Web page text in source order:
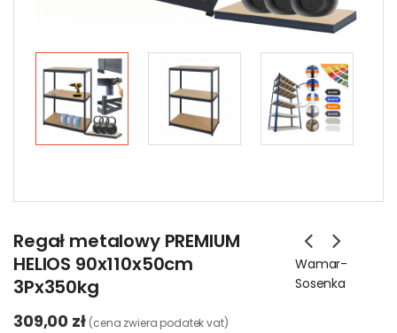
Regał metalowy PREMIUM
HELIOS 90x110x50cm
3Px350kg
Wamar-
Sosenka
309,00 zł (cena zwiera podatek vat)